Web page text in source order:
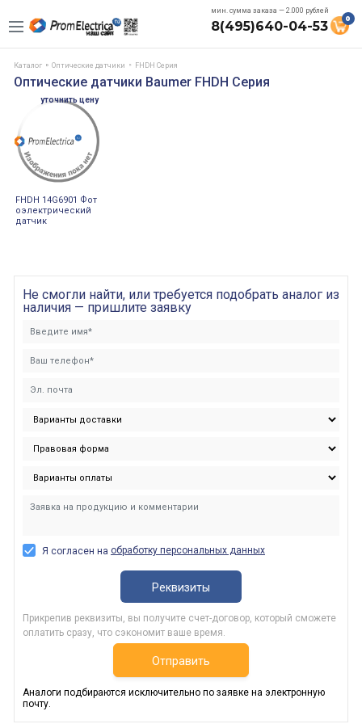
мин. сумма заказа — 2.000 рублей
8(495)640-04-53 0
Каталог Оптические датчики FHDH Серия
Оптические датчики Baumer FHDH Серия
уточнить цену
FHDH 14G6901 Фот
оэлектрический
датчик
Не смогли найти, или требуется подобрать аналог из
наличия — пришлите заявку
Я согласен на обработку персональных данных
Реквизиты
Прикрепив реквизиты, вы получите счет-договор, который сможете
оплатить сразу, что сэкономит ваше время.
Отправить
Аналоги подбираются исключительно по заявке на электронную
почту.